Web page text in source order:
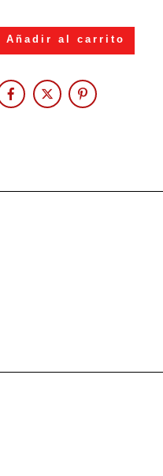
Añadir al carrito